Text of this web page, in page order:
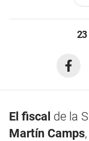
El fiscal de la
Martín Camps,